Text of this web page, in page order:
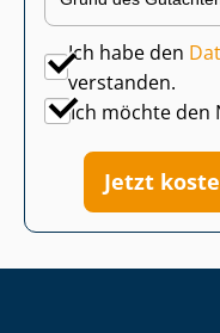
Ich habe den
verstanden.
Ich möchte den
Jetzt